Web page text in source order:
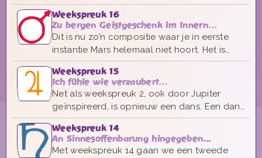
anders dan de compositie in de toonsoort C
beginnen. Het wereldwoord roept voor mij
iets eerlijks op, plain, rechtvaardig, zonder
kruisen die teveel naar het licht, of m
Weekspreuk 16
Zu bergen Geistgeschenk im Innern…
Dit is nu zo’n compositie waar je in eerste
instantie Mars helemaal niet hoort. Het is
liefelijk, met de fluit en harp samen, en had
net zo goed een Venus spreuk kunnen zijn.
Weekspreuk 15
Ich fühle wie verzaubert…
Net als weekspreuk 2, ook door Jupiter
geïnspireerd, is opnieuw een dans. Een dans
die zowel innigheid heeft (vanwege de 6/8e
maat en in het verzaubert zijn) als ruime
vriendelijke bewegingen draagt.
Weekspreuk 14
An Sinnesoffenbarung hingegeben...
Met weekspreuk 14 gaan we een tweede